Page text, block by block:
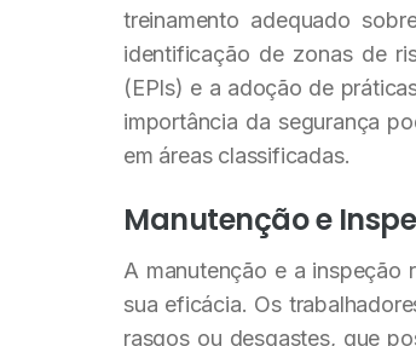
treinamento adequado
identificação de zonas de
(EPIs) e a adoção de
importância da segurança
em áreas classificadas.
Manutenção e
A manutenção e a inspeção
sua eficácia. Os
rasgos ou desgastes, que